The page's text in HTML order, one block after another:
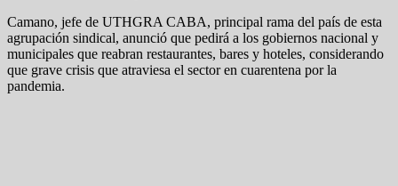
Camano, jefe de UTHGRA CABA, principal rama del país de esta
agrupación sindical, anunció que pedirá a los gobiernos nacional y
municipales que reabran restaurantes, bares y hoteles, considerando
que grave crisis que atraviesa el sector en cuarentena por la
pandemia.